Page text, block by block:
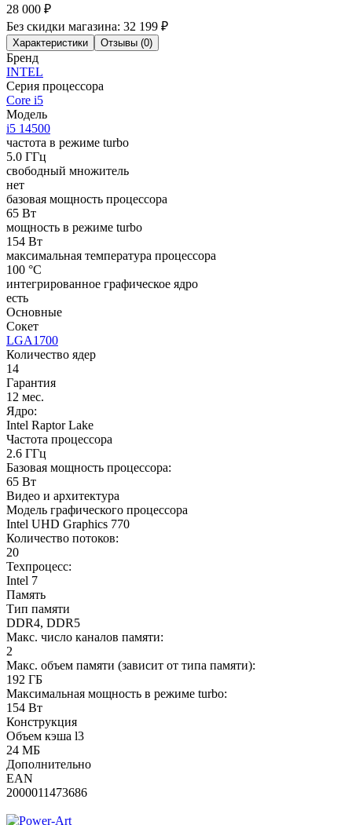
28 000 ₽
Без скидки магазина: 32 199 ₽
Характеристики Отзывы (0)
Бренд
INTEL
Серия процессора
Core i5
Модель
i5 14500
частота в режиме turbo
5.0 ГГц
свободный множитель
нет
базовая мощность процессора
65 Вт
мощность в режиме turbo
154 Вт
максимальная температура процессора
100 °C
интегрированное графическое ядро
есть
Основные
Сокет
LGA1700
Количество ядер
14
Гарантия
12 мес.
Ядро:
Intel Raptor Lake
Частота процессора
2.6 ГГц
Базовая мощность процессора:
65 Вт
Видео и архитектура
Модель графического процессора
Intel UHD Graphics 770
Количество потоков:
20
Техпроцесс:
Intel 7
Память
Тип памяти
DDR4, DDR5
Макс. число каналов памяти:
2
Макс. объем памяти (зависит от типа памяти):
192 ГБ
Максимальная мощность в режиме turbo:
154 Вт
Конструкция
Объем кэша l3
24 МБ
Дополнительно
EAN
2000011473686